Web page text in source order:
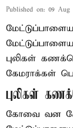
Published on: 09 Aug
புலிகள்
கேமராக்கள்
புலிகள்
கோவை வன